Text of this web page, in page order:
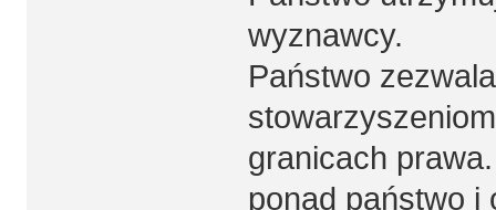
wyznawcy.
Państwo
granicach
ponad państwo i